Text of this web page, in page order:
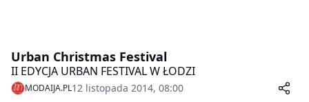
Urban Christmas Festival
II EDYCJA URBAN FESTIVAL W ŁODZI
MODAIJA.PL12 listopada 2014, 08:00